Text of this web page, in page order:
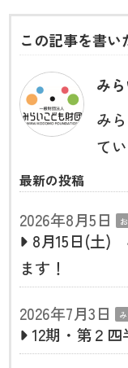
この記事を書い
み
み
て
最新の投稿
2026年8月5日
8月15日(土)
ます！
2026年7月3日
12期・第２